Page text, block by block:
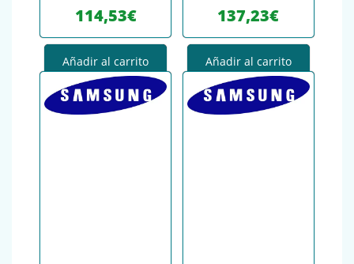
114,53€
Añadir al carrito
137,23€
Añadir al carrito